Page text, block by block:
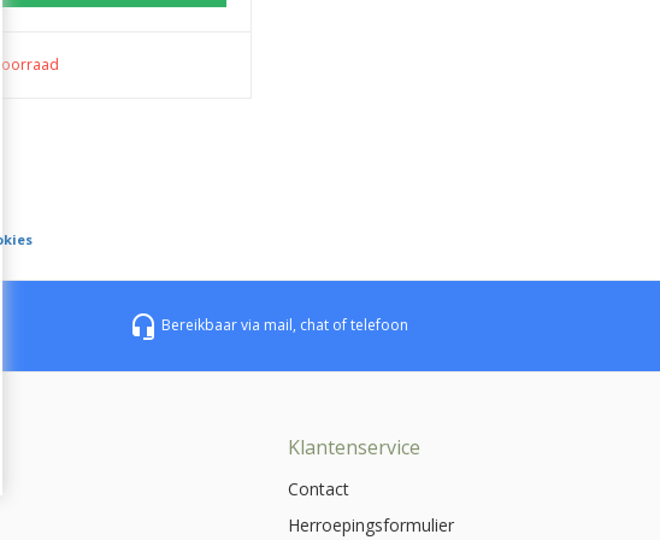
headset_mic Bereikbaar via mail, chat of telefoon
Klantenservice
Contact
Herroepingsformulier